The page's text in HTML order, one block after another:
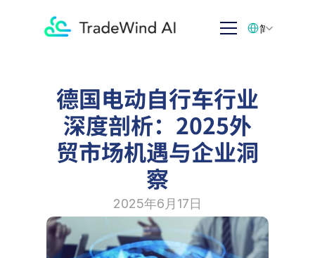
德国电动自行车行业
深度剖析：2025外
贸市场机遇与企业洞
察
2025年6月17日
简体中文